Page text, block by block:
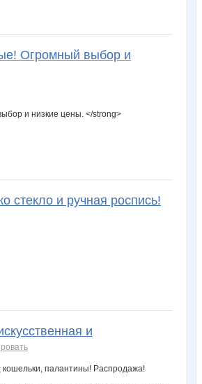
Огромный выбор и
и низкие цены. </strong>
стекло и ручная роспись!
и